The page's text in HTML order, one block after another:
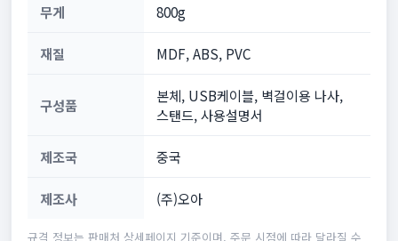
무게 800g
재질 MDF, ABS, PVC
구성품
본체, USB케이블, 벽걸이용 나사,
스탠드, 사용설명서
제조국 중국
제조사 (주)오아
규격 정보는 판매처 상세페이지 기준이며, 주문 시점에 따라 달라질 수